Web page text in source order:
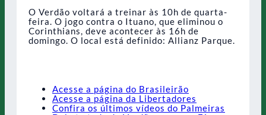
O Verdão voltará a treinar às 10h de quarta-
feira. O jogo contra o Ituano, que eliminou o
Corinthians, deve acontecer às 16h de
domingo. O local está definido: Allianz Parque.
Acesse a página do Brasileirão
Acesse a página da Libertadores
Confira os últimos vídeos do Palmeiras